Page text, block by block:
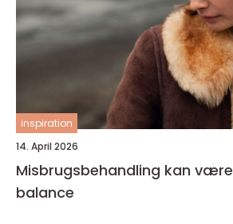
inspiration
14. April 2026
Misbrugsbehandling kan være vejen til et liv i
balance